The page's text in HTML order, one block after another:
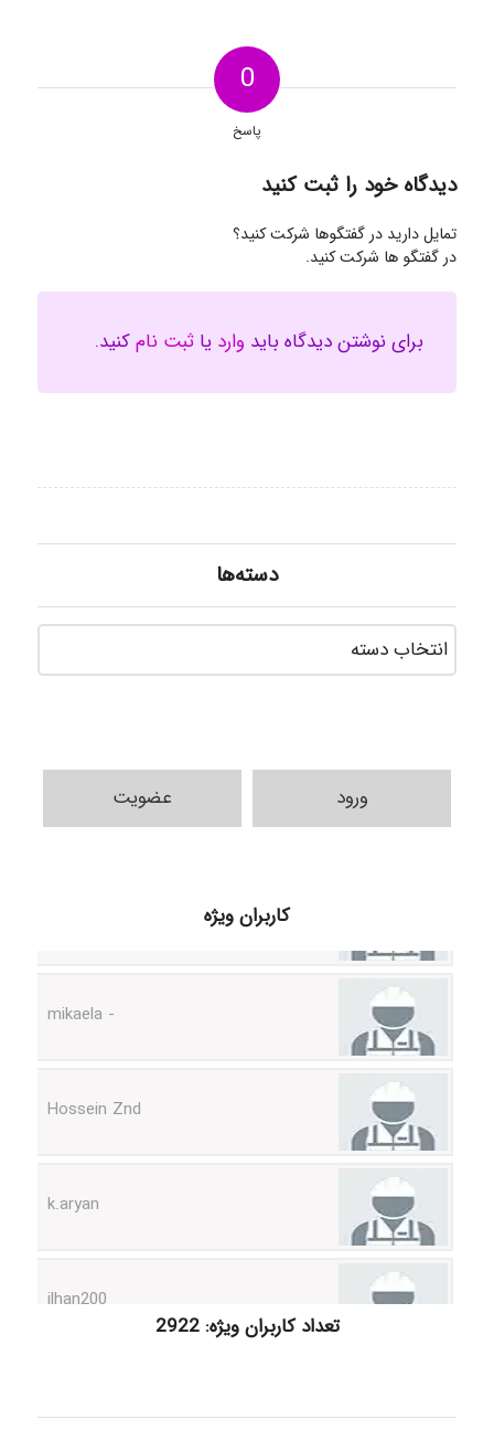
0
پاسخ
دیدگاه خود را ثبت کنید
تمایل دارید در گفتگوها شرکت کنید؟
در گفتگو ها شرکت کنید.
برای نوشتن دیدگاه باید وارد یا ثبت نامکنید.
دسته‌ها
ورود عضویت
کاربران ویژه
تعداد کاربران ویژه: 2922